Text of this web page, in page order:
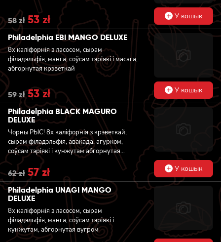
58zł Original
price
was:
58 zł.
53 zł Current
price
is:
53 zł.
У кошык
Philadelphia EBI MANGO DELUXE
8x каліфорнія з ласосем, сырам
філадэльфія, манга, соўсам тэріякі і масага,
абгорнутая крэветкай
59zł Original
price
was:
59 zł.
53złCurrent
price
is:
53 zł.
У кошык
Philadelphia BLACK MAGURO
DELUXE
Чорны РЫС! 8x каліфорнія з крэветкай,
сырам філадэльфія, авакада, агурком,
соўсам тэріякі і кунжутам абгорнутая
тунцом
62zł Original
price
was:
62 zł.
57zł
price
is:
57 zł.
У кошык
Philadelphia UNAGI MANGO
DELUXE
8x каліфорнія з ласосем, сырам
філадэльфія, манга, соўсам тэріякі і
кунжутам, абгорнутая вугром